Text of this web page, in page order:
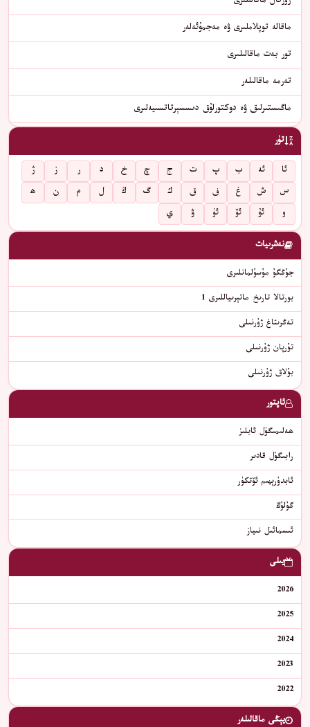
ماقالە توپلاملىرى ۋە مەجمۇئەلەر
تور بەت ماقالىلىرى
تەرمە ماقالىلەر
ماگىستىرلىق ۋە دوكتورلۇق دىسسېرتاتسىيەلىرى
تۈر
ئا ئە ب پ ت ج چ خ د ر ز
ژ
س
ش غ ف ق ك گ ڭ ل م ن
ھ
و
ئۇ ئۆ ئۈ ۋ ي
نەشرىيات
جۇڭگۇ مۇسۇلمانلىرى
بورتالا تارىخ ماتېرىياللىرى 1
تەڭرىتاغ ژۇرنىلى
تۇرپان ژۇرنىلى
بۇلاق ژۇرنىلى
ئاپتور
ھەلىمىگۈل ئابلىز
رابىگۈل قادىر
ئابدۇرېھىم ئۆتكۈر
گۇلۇڭ
ئىسمائىل نىياز
يىلى
2026
2025
2024
2023
2022
يېڭى ماقالىلەر